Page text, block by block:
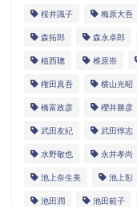
桜井識子 梅原大吾
森拓郎 森永卓郎
植西聰 椎原崇
権田真吾 横山光昭
橋富政彦 櫻井勝彦
武田友紀 武田惇志
水野敬也 永井孝尚
池上奈生美 池上彰
池田潤 池田範子